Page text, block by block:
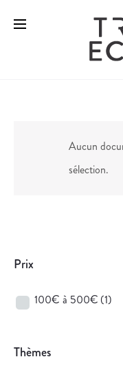
Aucun
sélection.
Prix
100€ à 500€ (1)
Thèmes